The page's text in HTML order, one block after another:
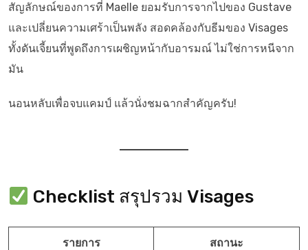
สัญลักษณ์ของการที่ Maelle ยอมรับการจากไปของ Gustave
และเปลี่ยนความเศร้าเป็นพลัง สอดคล้องกับธีมของ Visages
ทั้งดันเจี้ยนที่พูดถึงการเผชิญหน้ากับอารมณ์ ไม่ใช่การหนีจาก
มัน
นอนหลับเพื่อจบแคมป์ แล้วนั่งชมฉากสำคัญครับ!
Checklist สรุปรวม Visages
รายการ สถานะ